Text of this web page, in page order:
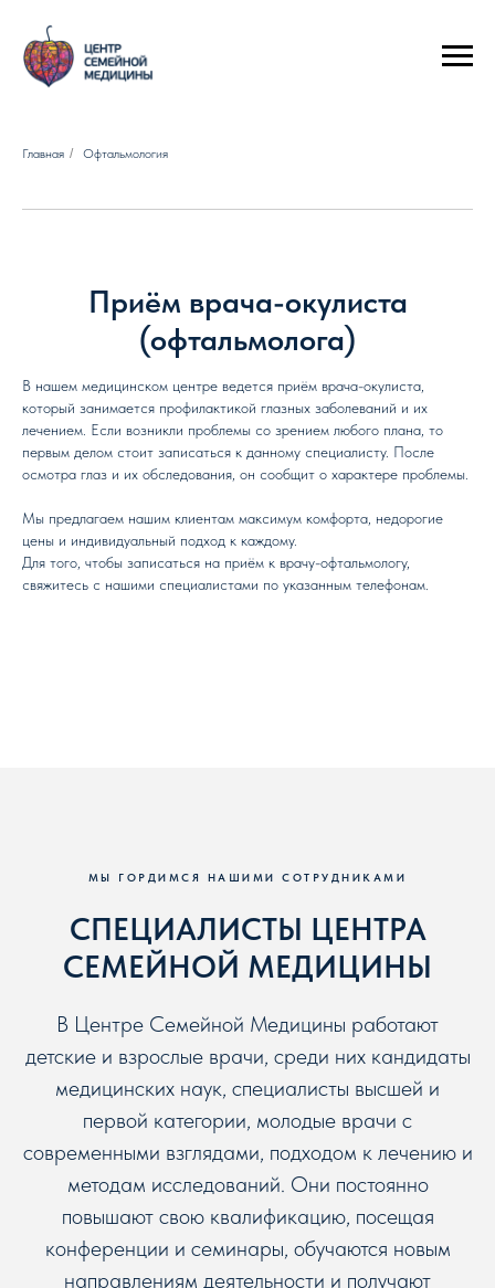
до 31 августа 2026 года Следите за акциями и экономьте!
Главная / Офтальмология
Приём врача-окулиста
(офтальмолога)
В нашем медицинском центре ведется приём врача-окулиста,
который занимается профилактикой глазных заболеваний и их
лечением. Если возникли проблемы со зрением любого плана, то
первым делом стоит записаться к данному специалисту. После
осмотра глаз и их обследования, он сообщит о характере проблемы.
Мы предлагаем нашим клиентам максимум комфорта, недорогие
цены и индивидуальный подход к каждому.
Для того, чтобы записаться на приём к врачу-офтальмологу,
свяжитесь с нашими специалистами по указанным телефонам.
МЫ ГОРДИМСЯ НАШИМИ СОТРУДНИКАМИ
СПЕЦИАЛИСТЫ ЦЕНТРА
СЕМЕЙНОЙ МЕДИЦИНЫ
В Центре Семейной Медицины работают
детские и взрослые врачи, среди них кандидаты
медицинских наук, специалисты высшей и
первой категории, молодые врачи с
современными взглядами, подходом к лечению и
методам исследований. Они постоянно
повышают свою квалификацию, посещая
конференции и семинары, обучаются новым
направлениям деятельности и получают